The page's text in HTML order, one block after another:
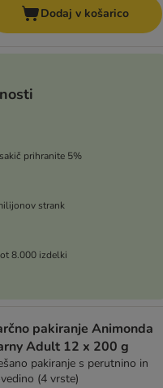
Dodaj v košarico
prihranite 5%
strank
8.000 izdelki
pakiranje Animonda
Adult 12 x 200 g
pakiranje s perutnino in
(4 vrste)